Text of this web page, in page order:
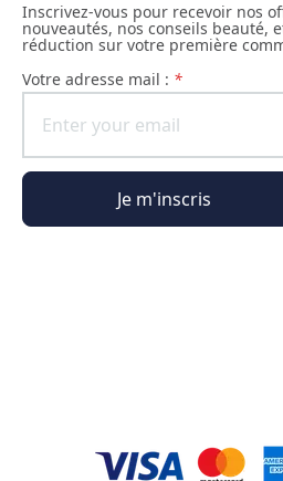
Inscrivez-vous pour recevoir nos
nouveautés, nos conseils beauté,
réduction sur votre première
Votre adresse mail : *
Je m'inscris